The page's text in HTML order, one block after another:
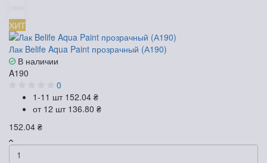
ХИТ
Лак Belife Aqua Paint прозрачный (А190)
В наличии
A190
0
1-11 шт 152.04 ₴
от 12 шт 136.80 ₴
152.04 ₴